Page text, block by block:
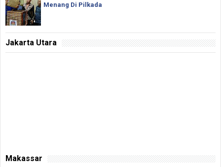
Menang Di Pilkada
Jakarta Utara
Makassar